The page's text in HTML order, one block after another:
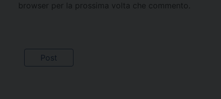
browser per la prossima volta che commento.